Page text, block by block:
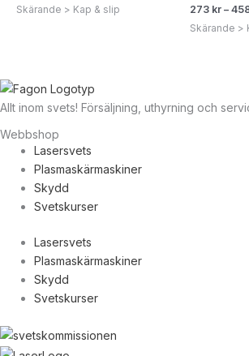
Skärande > Kap & slip 273 kr –
Skärande >
Allt inom svets! Försäljning, uthyrning och
Webbshop
Lasersvets
Plasmaskärmaskiner
Skydd
Svetskurser
Lasersvets
Plasmaskärmaskiner
Skydd
Svetskurser